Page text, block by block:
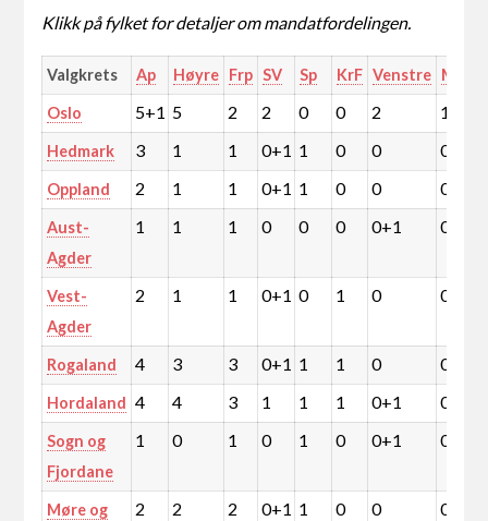
Klikk på fylket for detaljer om mandatfordelingen.
Valgkrets Ap Høyre Frp SV Sp KrF Venstre MDG
Oslo 5+1 5 2 2 0 0 2 1
Hedmark 3 1 1 0+1 1 0 0 0
Oppland 2 1 1 0+1 1 0 0 0
Aust-
Agder
1 1 1 0 0 0 0+1 0
Vest-
Agder
2 1 1 0+1 0 1 0 0
Rogaland 4 3 3 0+1 1 1 0 0
Hordaland 4 4 3 1 1 1 0+1 0
Sogn og
Fjordane
1 0 1 0 1 0 0+1 0
Møre og
2 2 2 0+1 1 0 0 0